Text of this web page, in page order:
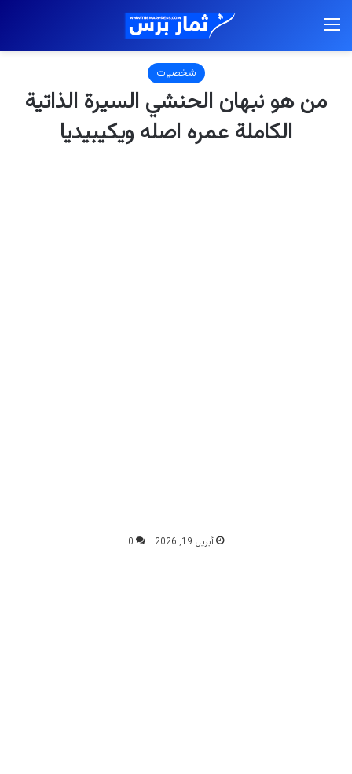
شخصيات
من هو نبهان الحنشي السيرة الذاتية
الكاملة عمره اصله ويكيبيديا
أبريل 19, 2026 0